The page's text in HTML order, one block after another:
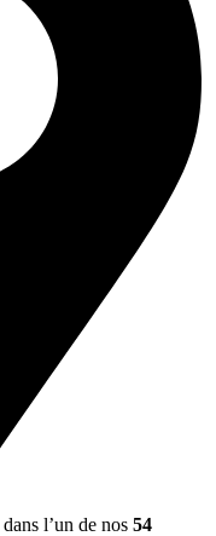
dans l’un de nos 54